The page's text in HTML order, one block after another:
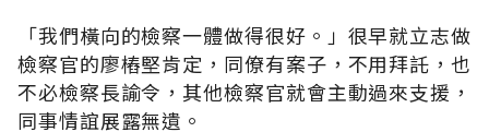
「我們橫向的檢察一體做得很好。」很早就立志做
檢察官的廖樁堅肯定，同僚有案子，不用拜託，也
不必檢察長諭令，其他檢察官就會主動過來支援，
同事情誼展露無遺。